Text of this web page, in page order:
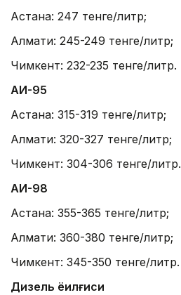
Астана: 247 тенге/литр;
Алмати: 245-249 тенге/литр;
Чимкент: 232-235 тенге/литр.
АИ-95
Астана: 315-319 тенге/литр;
Алмати: 320-327 тенге/литр;
Чимкент: 304-306 тенге/литр.
АИ-98
Астана: 355-365 тенге/литр;
Алмати: 360-380 тенге/литр;
Чимкент: 345-350 тенге/литр.
Дизель ёқилғиси